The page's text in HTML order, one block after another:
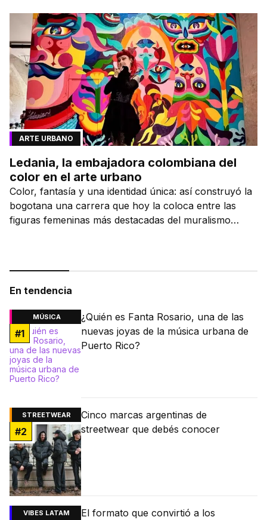
ARTE URBANO
Ledania, la embajadora colombiana del
color en el arte urbano
Color, fantasía y una identidad única: así construyó la
bogotana una carrera que hoy la coloca entre las
figuras femeninas más destacadas del muralismo
En tendencia
MÚSICA
#1
¿Quién es Fanta Rosario, una de las
nuevas joyas de la música urbana de
Puerto Rico?
STREETWEAR
#2
Cinco marcas argentinas de
streetwear que debés conocer
VIBES LATAM El formato que convirtió a los